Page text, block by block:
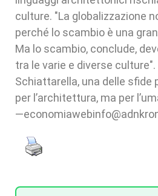
culture. "La globalizzazione
perché lo scambio è una
Ma lo scambio, conclude,
tra le varie e diverse culture".
Schiattarella, una delle sfide
per l’architettura, ma per